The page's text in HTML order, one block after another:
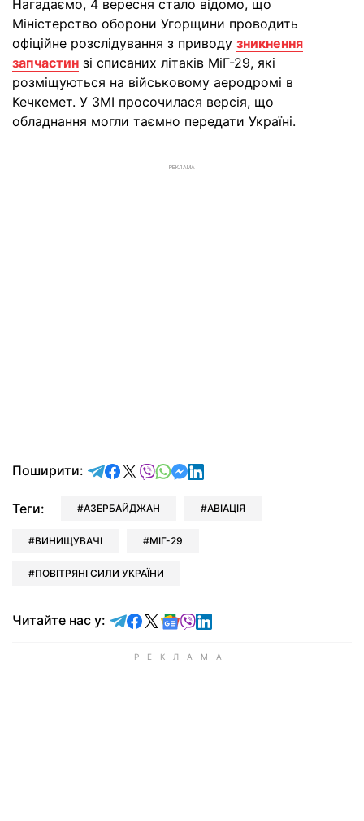
Нагадаємо, 4 вересня стало відомо, що
Міністерство оборони Угорщини проводить
офіційне розслідування з приводу зникнення
запчастин зі списаних літаків МіГ-29, які
розміщуються на військовому аеродромі в
Кечкемет. У ЗМІ просочилася версія, що
обладнання могли таємно передати Україні.
РЕКЛАМА
Поширити: відправити у Telegram
поділитись у Facebook
поділитись у X
відправити у Viber
відправити у Whatsapp
відправити у Messenger
відправити у LinkedIn
Теги: АЗЕРБАЙДЖАН АВІАЦІЯ
ВИНИЩУВАЧІ МІГ-29
ПОВІТРЯНІ СИЛИ УКРАЇНИ
Читайте нас у: Читайте у Telegram
Читайте у Facebook
Читайте у X
Читайте у Google news
Читайте у Viber
Читайте у LinkedIn